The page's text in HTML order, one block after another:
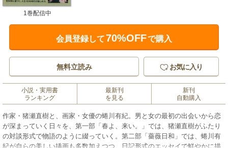
1巻配信中
会員登録して70%OFFで購入
無料立読み お気に入り
小説・実用書
ランキング
最新刊
を見る
新刊
自動購入
作家・猪瀬直樹と、画家・女優の蜷川有紀。男と女の最初の出会いから恋
が深まっていく日々を、第一部「春よ、来い。」では、猪瀬直樹がふたり
の対談形式で物語のように綴っていく。第二部「薔薇日和」では、蜷川有
紀が自らの美しい挿画も多数加えつつ、日記形式のエッセイで鮮やかに描